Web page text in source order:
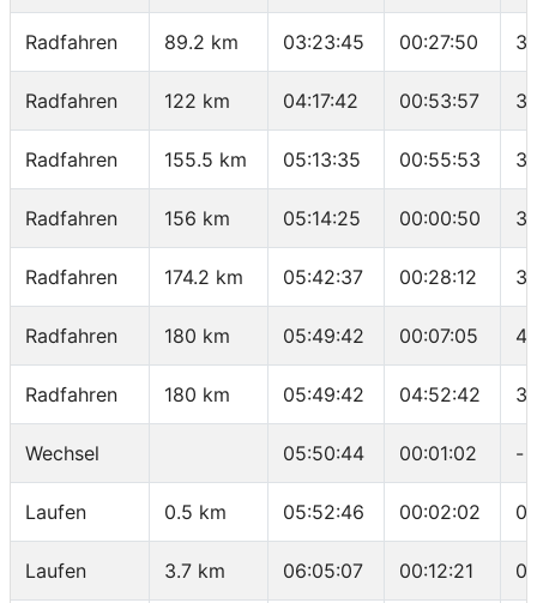
Radfahren 89.2 km 03:23:45 00:27:50
Radfahren 122 km 04:17:42 00:53:57
Radfahren 155.5 km 05:13:35 00:55:53
Radfahren 156 km 05:14:25 00:00:50
Radfahren 174.2 km 05:42:37 00:28:12
Radfahren 180 km 05:49:42 00:07:05
Radfahren 180 km 05:49:42 04:52:42
Wechsel 05:50:44 00:01:02 -
Laufen 0.5 km 05:52:46 00:02:02
Laufen 3.7 km 06:05:07 00:12:21